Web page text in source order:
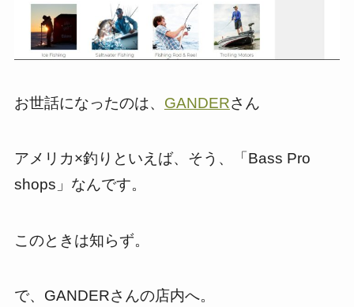
お世話になったのは、 GANDERさん
アメリカ×釣りといえば、そう、「Bass Pro
shops」なんです。
このときは知らず。
で、GANDERさんの店内へ。